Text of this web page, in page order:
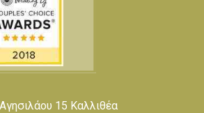
Αγησιλάου 15 Καλλιθέα